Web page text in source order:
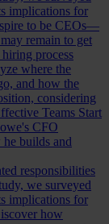
implications for
to be CEOs—
remain to get
process
where the
and how the
considering
Teams Start
CFO
builds and
responsibilities
we surveyed
implications for
how